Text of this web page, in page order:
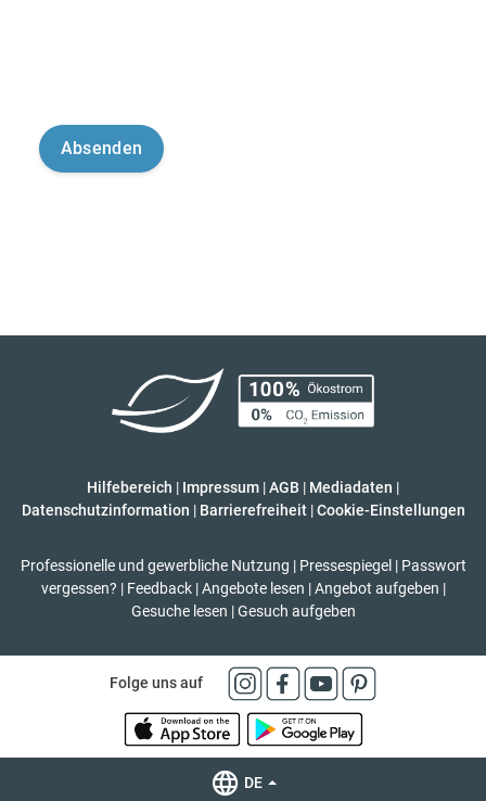
Hilfebereich | Impressum |AGB | Mediadaten |
Datenschutzinformation | Barrierefreiheit | Cookie-Einstellungen
Professionelle und gewerbliche Nutzung | Pressespiegel | Passwort
vergessen? | Feedback | Angebote lesen | Angebot aufgeben |
Gesuche lesen | Gesuch aufgeben
Folge uns auf
DE